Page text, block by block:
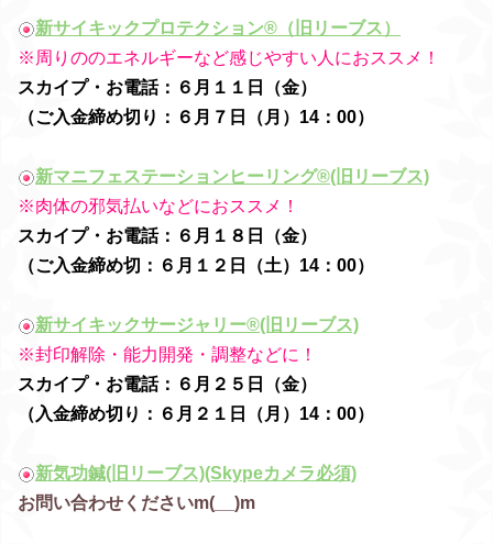
新サイキックプロテクション®（旧リーブス）
※周りののエネルギーなど感じやすい人におススメ！
スカイプ・お電話：６月１１日（金）
（ご入金締め切り：６月７日（月）14：00）
新マニフェステーションヒーリング®(旧リーブス)
※肉体の邪気払いなどにおススメ！
スカイプ・お電話：６月１８日（金）
（ご入金締め切：６月１２日（土）14：00）
新サイキックサージャリー®(旧リーブス)
※封印解除・能力開発・調整などに！
スカイプ・お電話：６月２５日（金）
（入金締め切り：６月２１日（月）14：00）
新気功鍼(旧リーブス)(Skypeカメラ必須)
お問い合わせくださいm(__)m